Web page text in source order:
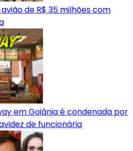
de R$ 35 milhões com
em Goiânia é condenada por
de funcionária